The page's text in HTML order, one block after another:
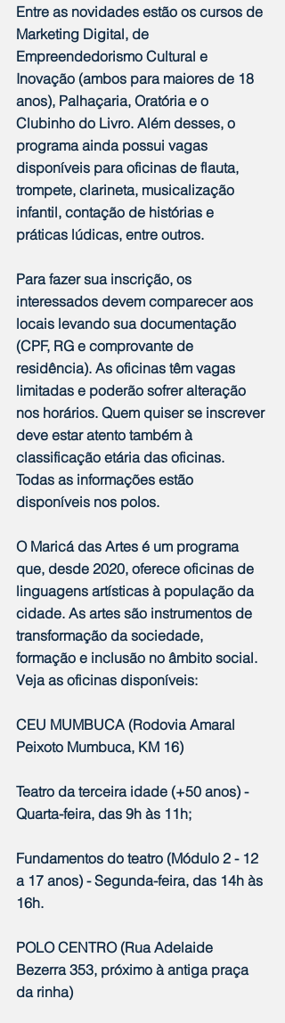
Entre as novidades estão os cursos de
Marketing Digital, de
Empreendedorismo Cultural e
Inovação (ambos para maiores de 18
anos), Palhaçaria, Oratória e o
Clubinho do Livro. Além desses, o
programa ainda possui vagas
disponíveis para oficinas de flauta,
trompete, clarineta, musicalização
infantil, contação de histórias e
práticas lúdicas, entre outros.
Para fazer sua inscrição, os
interessados devem comparecer aos
locais levando sua documentação
(CPF, RG e comprovante de
residência). As oficinas têm vagas
limitadas e poderão sofrer alteração
nos horários. Quem quiser se inscrever
deve estar atento também à
classificação etária das oficinas.
Todas as informações estão
disponíveis nos polos.
O Maricá das Artes é um programa
que, desde 2020, oferece oficinas de
linguagens artísticas à população da
cidade. As artes são instrumentos de
transformação da sociedade,
formação e inclusão no âmbito social.
Veja as oficinas disponíveis:
CEU MUMBUCA (Rodovia Amaral
Peixoto Mumbuca, KM 16)
Teatro da terceira idade (+50 anos) -
Quarta-feira, das 9h às 11h;
Fundamentos do teatro (Módulo 2 - 12
a 17 anos) - Segunda-feira, das 14h às
16h.
POLO CENTRO (Rua Adelaide
Bezerra 353, próximo à antiga praça
da rinha)